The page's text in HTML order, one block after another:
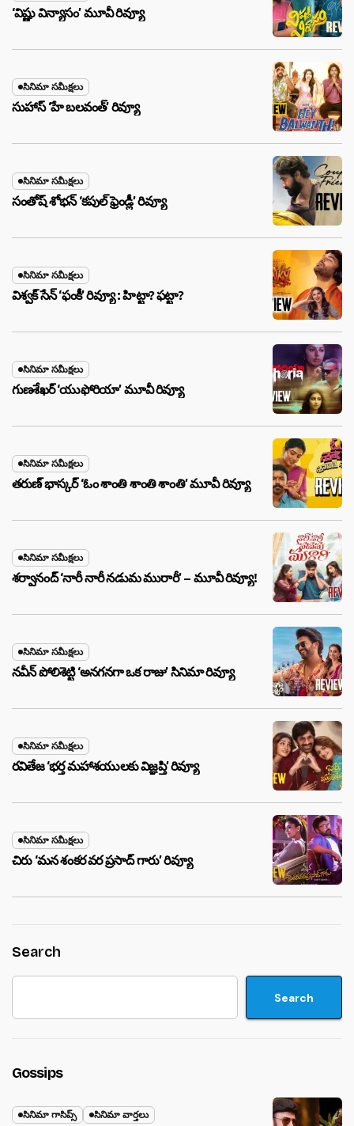
‘విష్ణు విన్యాసం’ మూవీ రివ్యూ
సినిమా సమీక్షలు
సుహాస్ ‘హే బలవంత్’ రివ్యూ
సినిమా సమీక్షలు
సంతోష్ శోభన్ ‘కపుల్ ఫ్రెండ్లీ’ రివ్యూ
సినిమా సమీక్షలు
విశ్వక్ సేన్ ‘ఫంకీ’ రివ్యూ : హిట్టా? ఫట్టా?
సినిమా సమీక్షలు
గుణశేఖర్ ‘యుఫోరియా’ మూవీ రివ్యూ
సినిమా సమీక్షలు
తరుణ్ భాస్కర్ ‘ఓం శాంతి శాంతి శాంతి’ మూవీ రివ్యూ
సినిమా సమీక్షలు
శర్వానంద్ ‘నారీ నారీ నడుమ మురారీ’ – మూవీ రివ్యూ!
సినిమా సమీక్షలు
నవీన్ పోలిశెట్టి ‘అనగనగా ఒక రాజు’ సినిమా రివ్యూ
సినిమా సమీక్షలు
రవితేజ ‘భర్త మహాశయులకు విజ్ఞప్తి’ రివ్యూ
సినిమా సమీక్షలు
చిరు ‘మ‌న శంక‌ర వ‌ర ప్ర‌సాద్ గారు’ రివ్యూ
Search
Search
Gossips
సినిమా గాసిప్స్ సినిమా వార్తలు